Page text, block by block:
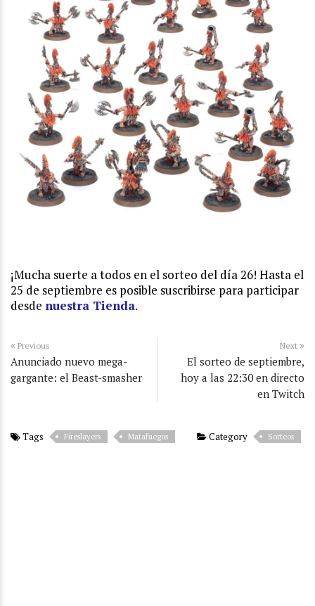
¡Mucha suerte a todos en el sorteo del día 26! Hasta el
25 de septiembre es posible suscribirse para participar
desde nuestra Tienda.
Previous
Anunciado nuevo mega-
gargante: el Beast-smasher
Next
El sorteo de septiembre,
hoy a las 22:30 en directo
en Twitch
Tags Fireslayers Matafuegos Category Sorteos